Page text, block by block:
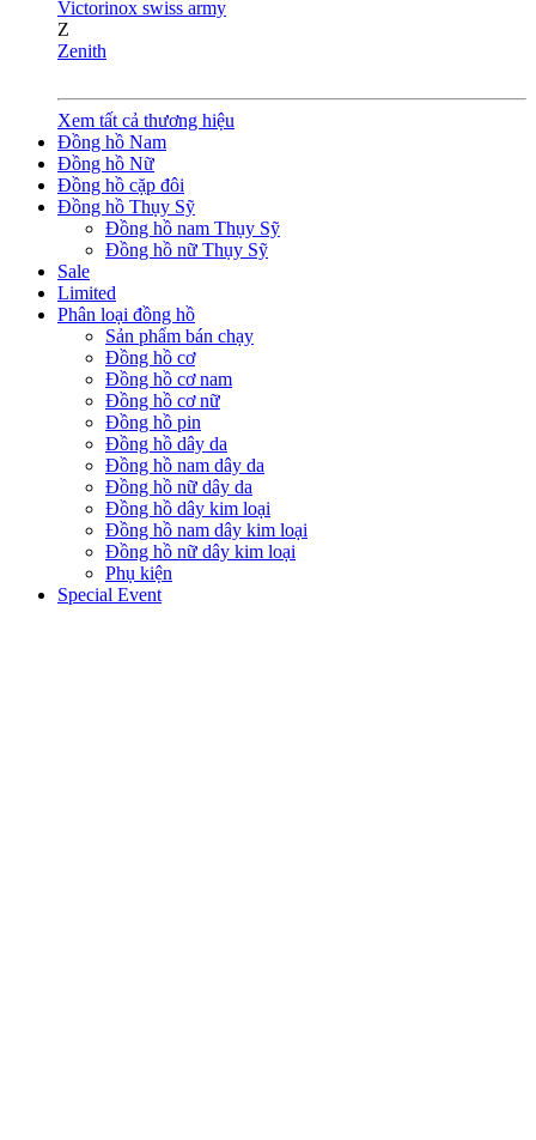
Victorinox swiss army
Z
Zenith
Xem tất cả thương hiệu
Đồng hồ Nam
Đồng hồ Nữ
Đồng hồ cặp đôi
Đồng hồ Thụy Sỹ
Đồng hồ nam Thụy Sỹ
Đồng hồ nữ Thụy Sỹ
Sale
Limited
Phân loại đồng hồ
Sản phẩm bán chạy
Đồng hồ cơ
Đồng hồ cơ nam
Đồng hồ cơ nữ
Đồng hồ pin
Đồng hồ dây da
Đồng hồ nam dây da
Đồng hồ nữ dây da
Đồng hồ dây kim loại
Đồng hồ nam dây kim loại
Đồng hồ nữ dây kim loại
Phụ kiện
Special Event